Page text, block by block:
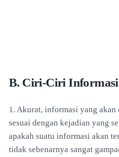
B. Ciri-Ciri Informasi
1. Akurat, informasi yang akan
sesuai dengan kejadian yang
apakah suatu informasi akan
tidak sebenarnya sangat